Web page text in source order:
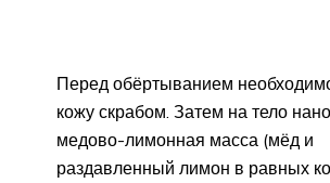
Перед обёртыванием
кожу скрабом. Затем на тело
медово-лимонная масса (мёд и
раздавленный лимон в равных